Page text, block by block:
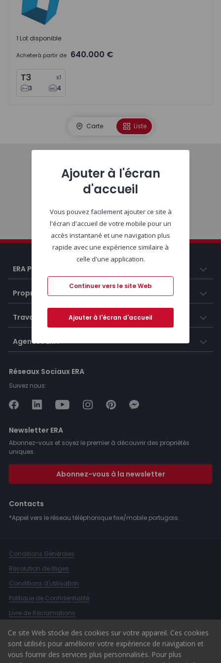
1 Lot disponible
Acheterà partir de 640.000 €
T3 x1
3
4
Carte Liste
Début
ERA Portugal
Propriétés
Travailler chez ERA
Agences ERA
Réseaux Sociaux ERA
Suivez nous:
Newsletter ERA
Abonnez-vous et soyez le premier à découvrir des propriétés
uniques.
Abonnez-vous à la newsletter
Contacts
*Appel vers le réseau téléphonique fixe/mobile portugais.
Conditions Générales
Résolution de litiges
Conditions d'utilisation
Politique de Confidentialité
Livre de Réclamations
© 2026 ERA Portugal
Ce site Web stocke des cookies sur votre appareil. Ces cookies
sont utilisés pour améliorer votre expérience de navigation et
vous fournir des services plus personnalisés. Pour plus
Ajouter à l'écran
d'accueil
Vous pouvez facilement ajouter ce site à
l'écran d'accueil de votre mobile pour un
accès instantané et une navigation plus
rapide avec une expérience similaire à
celle d'une application.
Continuer vers le site Web
Ajouter à l'écran d'accueil